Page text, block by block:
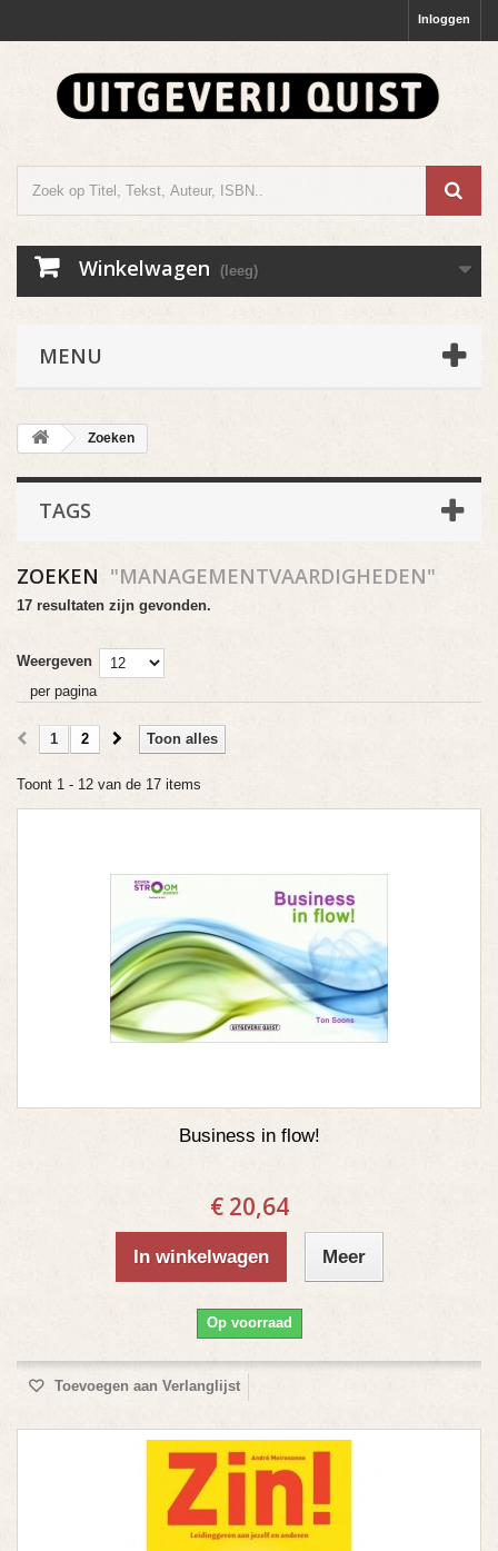
Inloggen
Winkelwagen (leeg)
MENU
Zoeken
TAGS
ZOEKEN "MANAGEMENTVAARDIGHEDEN"
17 resultaten zijn gevonden.
Weergeven
per pagina
Toon alles
1 2
Toont 1 - 12 van de 17 items
Business in flow!
€ 20,64
In winkelwagen Meer
Op voorraad
Toevoegen aan Verlanglijst